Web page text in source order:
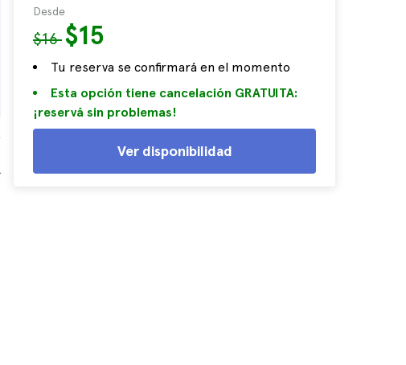
Desde
$16$15
Tu reserva se confirmará en el momento
Esta opción tiene cancelación GRATUITA:
¡reservá sin problemas!
Ver disponibilidad